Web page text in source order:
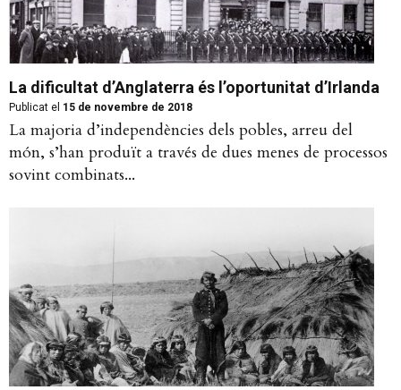
La dificultat d’Anglaterra és l’oportunitat d’Irlanda
Publicat el 15 de novembre de 2018
La majoria d’independències dels pobles, arreu del
món, s’han produït a través de dues menes de processos
sovint combinats...